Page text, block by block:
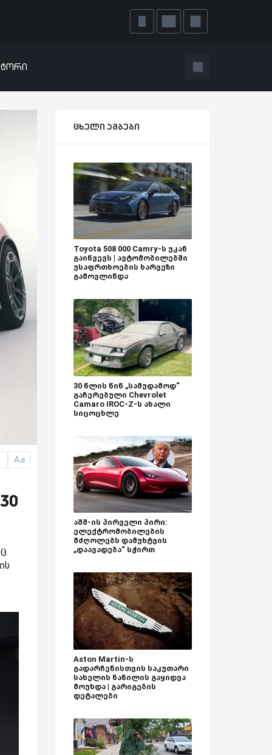
Aa
ცხელი ამბები
Toyota 508 000 Camry-ს უკან
გაიწვევს | ავტომობილებში
უსაფრთხოების ხარვეზი
გამოვლინდა
30 წლის წინ „სამუდამოდ“
გაჩერებული Chevrolet
Camaro IROC-Z-ს ახალი
სიცოცხლე
აშშ-ის პირველი პირი:
ელექტრომობილების
მძღოლებს დამუხტვის
„დაავადება“ სჭირთ
Aston Martin-ს
გადარჩენისთვის საკუთარი
სახელის ნაწილის გაყიდვა
მოუხდა | გარიგების
დეტალები